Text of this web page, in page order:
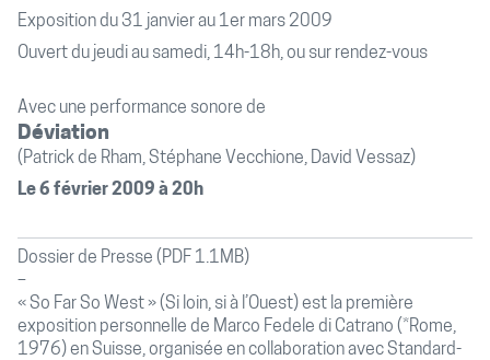
Exposition du 31 janvier au 1er mars 2009
Ouvert du jeudi au samedi, 14h-18h, ou sur rendez-vous
Avec une performance sonore de
Déviation
(Patrick de Rham, Stéphane Vecchione, David Vessaz)
Le 6 février 2009 à 20h
Dossier de Presse (PDF 1.1MB)
« So Far So West » (Si loin, si à l’Ouest) est la première
exposition personnelle de Marco Fedele di Catrano (*Rome,
1976) en Suisse, organisée en collaboration avec Standard-